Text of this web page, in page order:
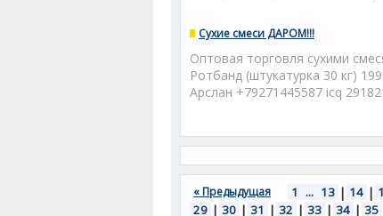
Сухие смеси ДАРОМ!!!
Оптовая торговля сухими
Ротбанд (штукатурка 30 кг)
Арслан +79271445587 icq
« Предыдущая 1 ... 13 | 14 |
29 | 30 | 31 | 32 | 33 | 34 | 35